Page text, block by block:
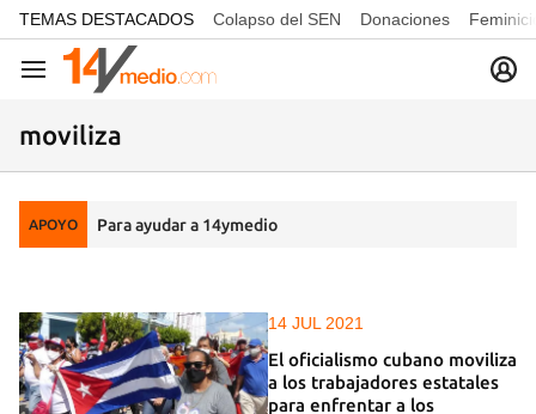
common.go-to-content
TEMAS DESTACADOS Colapso del SEN Donaciones
Navegación
moviliza
APOYO Para ayudar a 14ymedio
14 JUL 2021
El oficialismo cubano moviliza
a los trabajadores estatales
para enfrentar a los